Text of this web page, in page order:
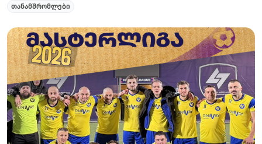
თანამშრომლები